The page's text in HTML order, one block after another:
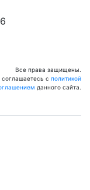
Все права защищены.
с политикой
данного сайта.